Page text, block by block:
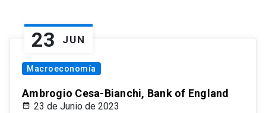
23 JUN
Macroeconomía
Ambrogio Cesa-Bianchi, Bank of England
23 de Junio de 2023